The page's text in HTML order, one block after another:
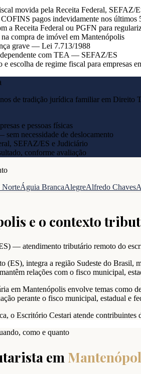
movida pela Receita Federal, SEFAZ/
pagos indevidamente nos últimos
a Receita Federal ou PGFN para
compra de imóvel em Mantenópolis
grave — Lei 7.713/1988
com TEA — SEFAZ/ES
e escolha de regime fiscal para empresas
de tradição jurídica familiar em Direito
e pessoas físicas
necessidade de deslocamento
SEFAZ/ES e Judiciário
conforme avaliação
NorteÁguia BrancaAlegreAlfredo Chaves
e o contexto
) — atendimento tributário remoto do
(ES), integra a região Sudeste do Brasil,
relações com o fisco municipal,
em Mantenópolis envolve temas como
perante o fisco municipal, estadual e
o Escritório Cestari atende
como e quanto
em